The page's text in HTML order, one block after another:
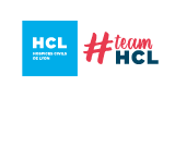
contenu